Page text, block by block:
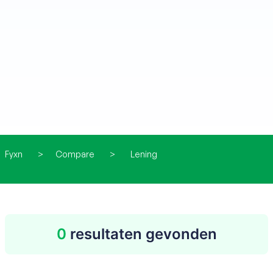
Fyxn > Compare > Lening
0 resultaten gevonden